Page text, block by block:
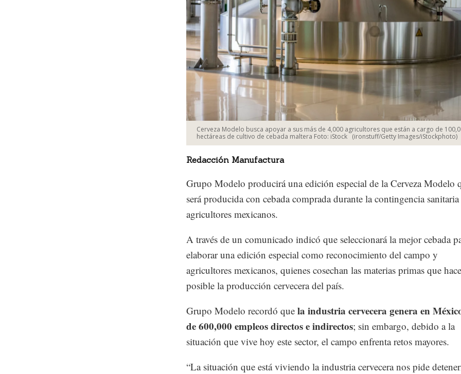
Cerveza Modelo busca apoyar a sus más de 4,000 agricultores que están a cargo de
hectáreas de cultivo de cebada maltera Foto: iStock (ironstuff/Getty Images/iStockphoto)
Redacción Manufactura
Grupo Modelo producirá una edición especial de la Cerveza Modelo
será producida con cebada comprada durante la contingencia sanitaria
agricultores mexicanos.
A través de un comunicado indicó que seleccionará la mejor cebada
elaborar una edición especial como reconocimiento del campo y
agricultores mexicanos, quienes cosechan las materias primas que
posible la producción cervecera del país.
Grupo Modelo recordó que la industria cervecera genera en
de 600,000 empleos directos e indirectos; sin embargo, debido a la
situación que vive hoy este sector, el campo enfrenta retos mayores.
“La situación que está viviendo la industria cervecera nos pide